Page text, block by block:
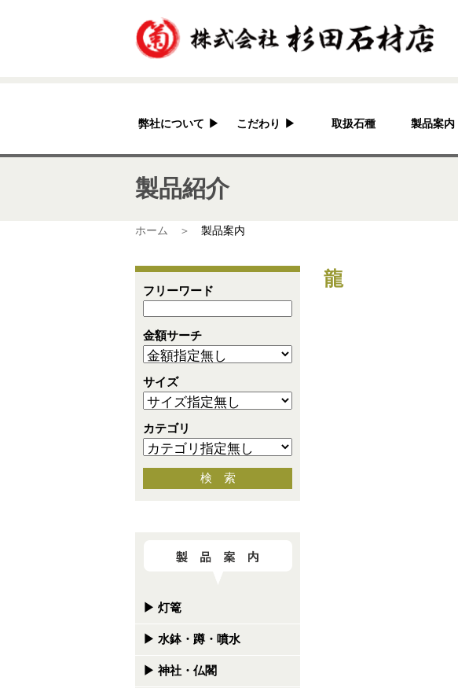
弊社について ▶
杉田石材店とは？
会社概要
こだわり ▶
加工へのこだわり
取扱石種 製品案内
灯篭
製品紹介
ホーム ＞ 製品案内
フリーワード
金額サーチ
サイズ
カテゴリ
検 索
▶ 灯篭
▶ 水鉢・蹲・噴水
▶ 神社・仏閣
龍